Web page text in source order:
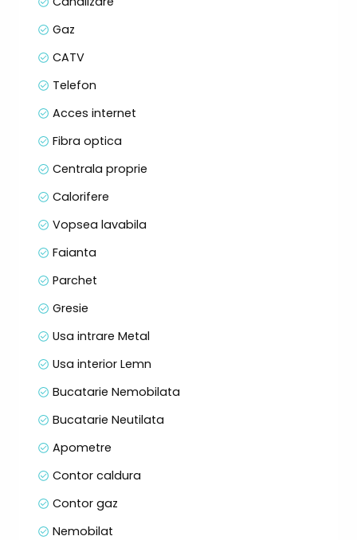
Gaz
CATV
Telefon
Acces internet
Fibra optica
Centrala proprie
Calorifere
Vopsea lavabila
Faianta
Parchet
Gresie
Usa intrare Metal
Usa interior Lemn
Bucatarie Nemobilata
Bucatarie Neutilata
Apometre
Contor caldura
Contor gaz
Nemobilat